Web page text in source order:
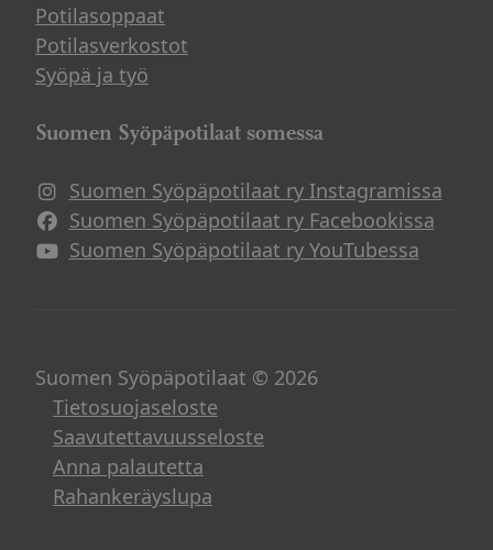
Potilasoppaat
Potilasverkostot
Syöpä ja työ
Suomen Syöpäpotilaat somessa
Suomen Syöpäpotilaat ry Instagramissa
Suomen Syöpäpotilaat ry Facebookissa
Suomen Syöpäpotilaat ry YouTubessa
Suomen Syöpäpotilaat © 2026
Tietosuojaseloste
Saavutettavuusseloste
Anna palautetta
Rahankeräyslupa